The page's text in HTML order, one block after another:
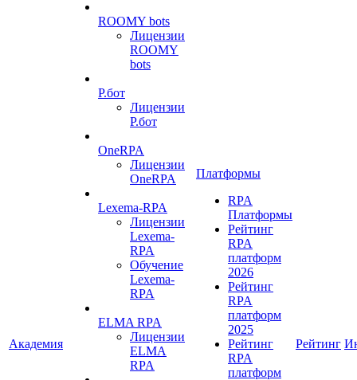
Академия
ROOMY bots
Лицензии
ROOMY
bots
Р.бот
Лицензии
Р.бот
OneRPA
Лицензии
OneRPA
Lexema-RPA
Лицензии
Lexema-
RPA
Обучение
Lexema-
RPA
ELMA RPA
Лицензии
ELMA
RPA
Платформы
RPA
Платформы
Рейтинг
RPA
платформ
2026
Рейтинг
RPA
платформ
2025
Рейтинг
RPA
платформ
Рейтинг